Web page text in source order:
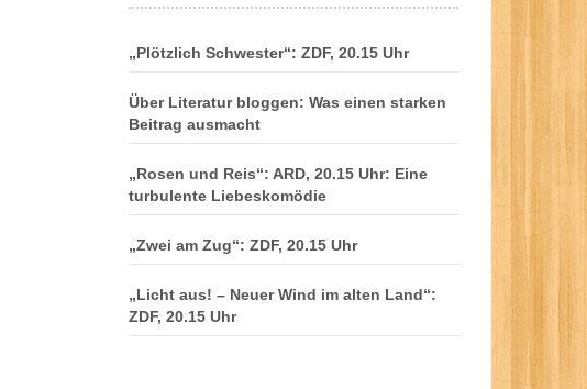
„Plötzlich Schwester“: ZDF, 20.15 Uhr
Über Literatur bloggen: Was einen starken
Beitrag ausmacht
„Rosen und Reis“: ARD, 20.15 Uhr: Eine
turbulente Liebeskomödie
„Zwei am Zug“: ZDF, 20.15 Uhr
„Licht aus! – Neuer Wind im alten Land“:
ZDF, 20.15 Uhr